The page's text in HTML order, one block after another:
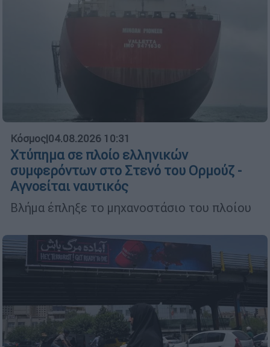
Κόσμος|04.08.2026 10:31
Χτύπημα σε πλοίο ελληνικών
συμφερόντων στο Στενό του Ορμούζ -
Αγνοείται ναυτικός
Βλήμα έπληξε το μηχανοστάσιο του πλοίου